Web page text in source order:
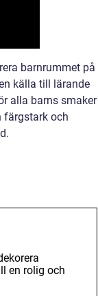
barnrummet på
källa till lärande
alla barns smaker
färgstark och
en rolig och